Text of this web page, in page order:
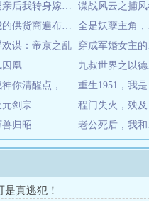
退亲后我转身嫁糙汉生多胎
谍战风云之捕
我的供货商遍布三千小世界
全
欢谋：帝京之乱
穿
囚凰
九
战神你清醒点，我不是你的猫薄荷
元剑宗
兽归昭
是真逃犯！